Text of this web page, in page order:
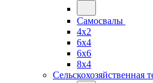
Самосвалы
4x2
6x4
6x6
8x4
Сельскохозяйственная